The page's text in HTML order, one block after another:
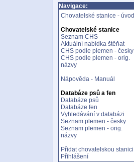
Navigace:
Chovatelské stanice - úvod
Chovatelské stanice
Seznam CHS
Aktuální nabídka štěňat
CHS podle plemen - česky
CHS podle plemen - orig.
názvy
Nápověda - Manuál
Databáze psů a fen
Databáze psů
Databáze fen
Vyhledávání v databázi
Seznam plemen - česky
Seznam plemen - orig.
názvy
Přidat chovatelskou stanici
Přihlášení